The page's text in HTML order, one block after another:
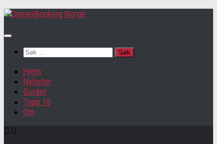
Søk
Hjem
Nyheter
Guider
Topp 10
Om